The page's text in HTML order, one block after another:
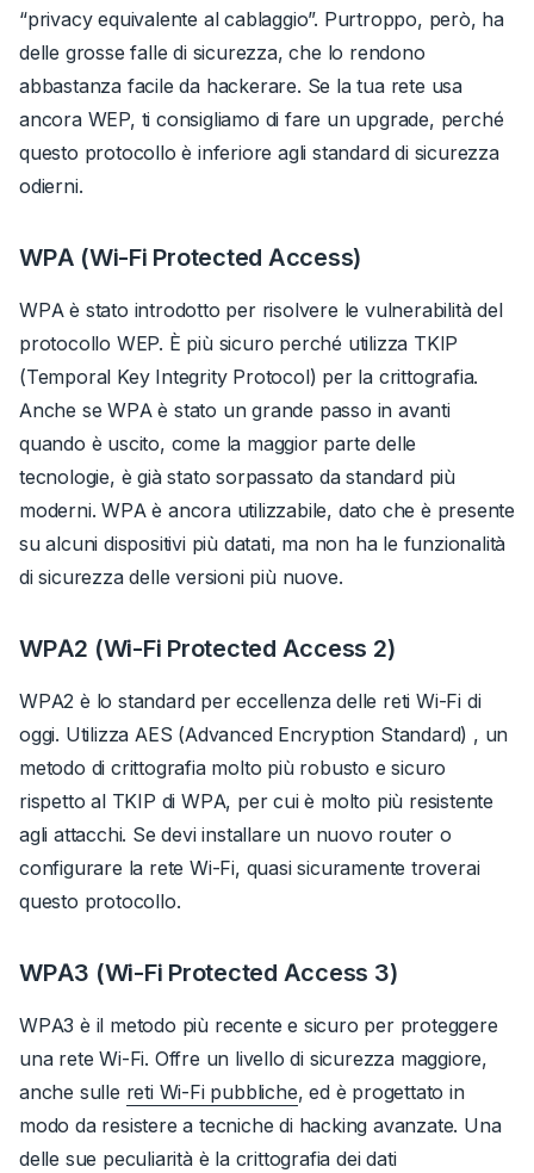
“privacy equivalente al cablaggio”. Purtroppo, però, ha
delle grosse falle di sicurezza, che lo rendono
abbastanza facile da hackerare. Se la tua rete usa
ancora WEP, ti consigliamo di fare un upgrade, perché
questo protocollo è inferiore agli standard di sicurezza
odierni.
WPA (Wi-Fi Protected Access)
WPA è stato introdotto per risolvere le vulnerabilità del
protocollo WEP. È più sicuro perché utilizza TKIP
(Temporal Key Integrity Protocol) per la crittografia.
Anche se WPA è stato un grande passo in avanti
quando è uscito, come la maggior parte delle
tecnologie, è già stato sorpassato da standard più
moderni. WPA è ancora utilizzabile, dato che è presente
su alcuni dispositivi più datati, ma non ha le funzionalità
di sicurezza delle versioni più nuove.
WPA2 (Wi-Fi Protected Access 2)
WPA2 è lo standard per eccellenza delle reti Wi-Fi di
oggi. Utilizza AES (Advanced Encryption Standard) , un
metodo di crittografia molto più robusto e sicuro
rispetto al TKIP di WPA, per cui è molto più resistente
agli attacchi. Se devi installare un nuovo router o
configurare la rete Wi-Fi, quasi sicuramente troverai
questo protocollo.
WPA3 (Wi-Fi Protected Access 3)
WPA3 è il metodo più recente e sicuro per proteggere
una rete Wi-Fi. Offre un livello di sicurezza maggiore,
anche sulle reti Wi-Fi pubbliche, ed è progettato in
modo da resistere a tecniche di hacking avanzate. Una
delle sue peculiarità è la crittografia dei dati